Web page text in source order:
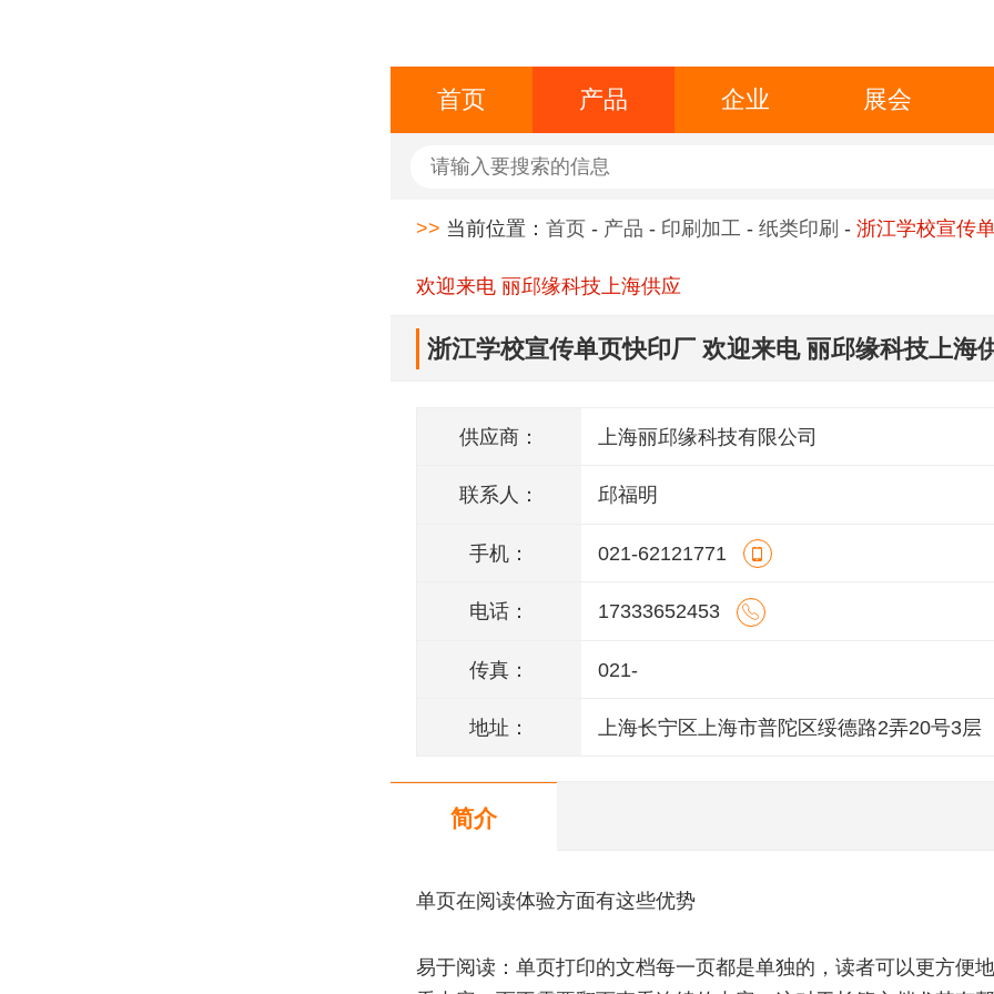
首页 产品 企业 展会
>> 当前位置： 首页 - 产品 - 印刷加工 - 纸类印刷 - 浙江学校宣传
欢迎来电 丽邱缘科技上海供应
浙江学校宣传单页快印厂 欢迎来电 丽邱缘科技上海
供应商： 上海丽邱缘科技有限公司
联系人： 邱福明
手机： 021-62121771
电话： 17333652453
传真： 021-
地址： 上海长宁区上海市普陀区绥德路2弄20号3层
简介
单页在阅读体验方面有这些优势
易于阅读：单页打印的文档每一页都是单独的，读者可以更方便